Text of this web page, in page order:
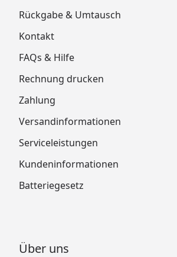
Rückgabe & Umtausch
Kontakt
FAQs & Hilfe
Rechnung drucken
Zahlung
Versandinformationen
Serviceleistungen
Kundeninformationen
Batteriegesetz
Über uns